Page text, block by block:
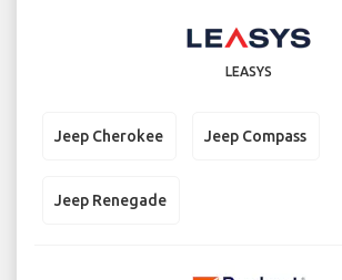
LEASYS
Jeep Cherokee Jeep Compass
Jeep Renegade